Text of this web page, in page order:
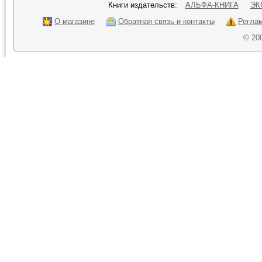
Книги издательств: АЛЬФА-КНИГА
О магазине
Обратная связь и контакты
©